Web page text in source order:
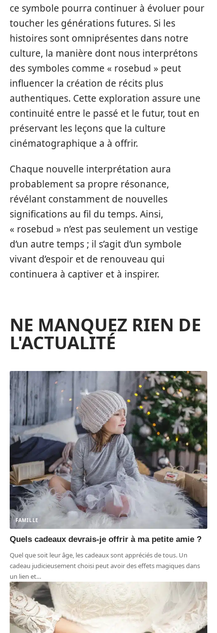
ce symbole pourra continuer à évoluer pour
toucher les générations futures. Si les
histoires sont omniprésentes dans notre
culture, la manière dont nous interprétons
des symboles comme « rosebud » peut
influencer la création de récits plus
authentiques. Cette exploration assure une
continuité entre le passé et le futur, tout en
préservant les leçons que la culture
cinématographique a à offrir.
Chaque nouvelle interprétation aura
probablement sa propre résonance,
révélant constamment de nouvelles
significations au fil du temps. Ainsi,
« rosebud » n’est pas seulement un vestige
d’un autre temps ; il s’agit d’un symbole
vivant d’espoir et de renouveau qui
continuera à captiver et à inspirer.
NE MANQUEZ RIEN DE
L'ACTUALITÉ
FAMILLE
Quels cadeaux devrais-je offrir à ma petite amie ?
Quel que soit leur âge, les cadeaux sont appréciés de tous. Un
cadeau judicieusement choisi peut avoir des effets magiques dans
un lien et…